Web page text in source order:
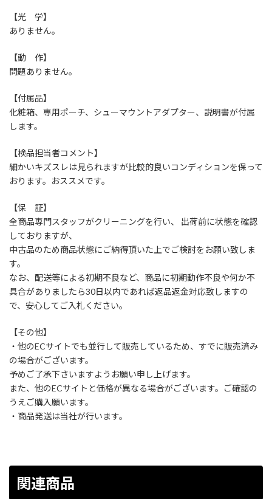
【光 学】
ありません。
【動 作】
問題ありません。
【付属品】
化粧箱、専用ポーチ、シューマウントアダプター、説明書が付属
します。
【検品担当者コメント】
細かいキズスレは見られますが比較的良いコンディションを保って
おります。おススメです。
【保 証】
全商品専門スタッフがクリーニングを行い、 出荷前に状態を確認
しておりますが、
中古品のため商品状態にご納得頂いた上でご検討をお願い致しま
す。
なお、配送等による初期不良など、商品に初期動作不良や何か不
具合がありましたら30日以内であれば返品返金対応致しますの
で、安心してご入札ください。
【その他】
・他のECサイトでも並行して販売しているため、すでに販売済み
の場合がございます。
予めご了承下さいますようお願い申し上げます。
また、他のECサイトと価格が異なる場合がございます。ご確認の
うえご購入願います。
・商品発送は当社が行います。
関連商品